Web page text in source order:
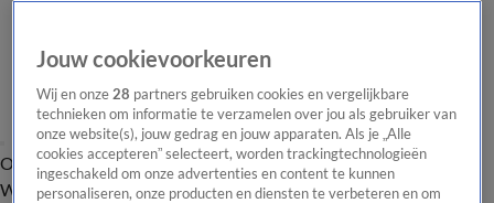
Overzicht Onze programma's Uitzendingen Onze gezichten
In de
WandelgangenInterviewsUitzending
Jouw cookievoorkeuren
Wij en onze28 partners gebruiken cookies en vergelijkbare
technieken om informatie te verzamelen over jou als gebruiker van
onze website(s), jouw gedrag en jouw apparaten. Als je „Alle
cookies accepteren” selecteert, worden trackingtechnologieën
ingeschakeld om onze advertenties en content te kunnen
personaliseren, onze producten en diensten te verbeteren en om